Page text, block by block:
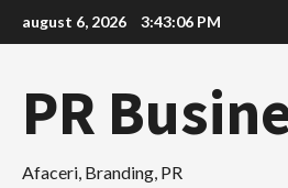
to
august 6, 2026 3:43:07 PM
PR
Afaceri, Branding, PR